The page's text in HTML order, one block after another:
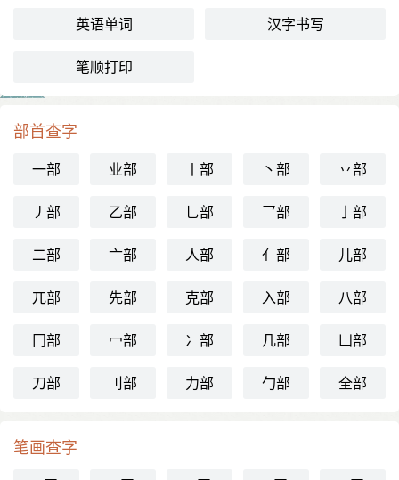
英语单词 汉字书写
笔顺打印
部首查字
一部 业部 丨部 丶部 丷部
丿部 乙部 乚部 乛部 亅部
二部 亠部 人部 亻部 儿部
兀部 先部 克部 入部 八部
冂部 冖部 冫部 几部 凵部
刀部 刂部 力部 勹部 全部
笔画查字